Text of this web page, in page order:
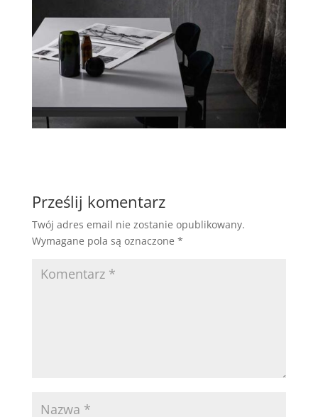
Prześlij komentarz
Twój adres email nie zostanie opublikowany.
Wymagane pola są oznaczone *